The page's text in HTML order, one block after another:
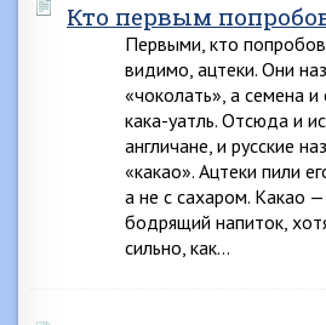
Кто первым
Первыми, кто
видимо, ацтеки. Они
«чоколать», а семена
кака-уатль. Отсюда и
англичане, и русские
«какао». Ацтеки пили
а не с сахаром. Какао
бодрящий напиток,
сильно, как…